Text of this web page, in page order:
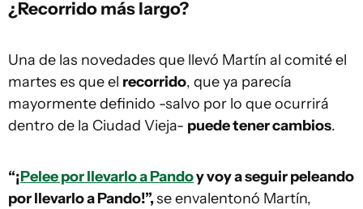
¿Recorrido más largo?
Una de las novedades que llevó Martín al comité el
martes es que el recorrido, que ya parecía
mayormente definido -salvo por lo que ocurrirá
dentro de la Ciudad Vieja- puede tener cambios.
“¡Pelee por llevarlo a Pandoy voy a seguir peleando
por llevarlo a Pando!”,se envalentonó Martín,